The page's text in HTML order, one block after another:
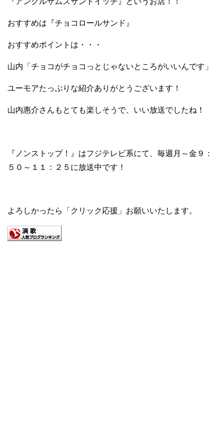
おすすめは『チョコロールサンド』
おすすめポイントは・・・
山内「チョコがチョコっとじゃないところがいいんです」
ユーモアたっぷりな紹介ありがとうございます！
山内惠介さんもとても楽しそうで、いい放送でしたね！
『ノンストップ！』はフジテレビ系にて、毎週月～金９：
５０～１１：２５に放送中です！
よろしかったら「クリック応援」お願いいたします。